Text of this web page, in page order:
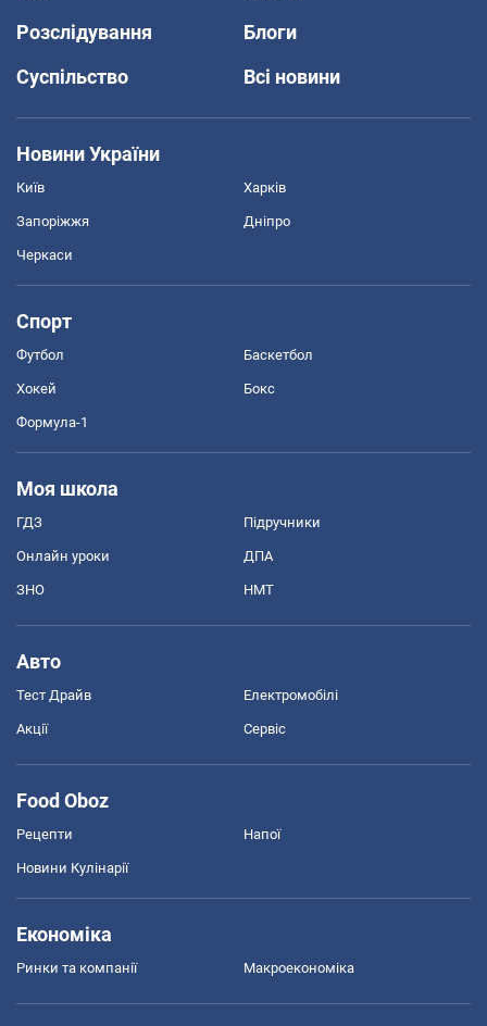
Розслідування
Блоги
Суспільство
Всі новини
Новини України
Київ Харків
Запоріжжя Дніпро
Черкаси
Спорт
Футбол Баскетбол
Хокей Бокс
Формула-1
Моя школа
ГДЗ Підручники
Онлайн уроки ДПА
ЗНО НМТ
Авто
Тест Драйв Електромобілі
Акції Сервіс
Food Oboz
Рецепти Напої
Новини Кулінарії
Економіка
Ринки та компанії Макроекономіка